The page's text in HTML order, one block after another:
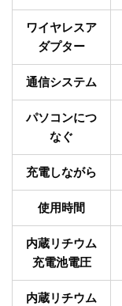
ワイヤレスア
ダプター
通信システム
パソコンにつ
なぐ
充電しながら
使用時間
内蔵リチウム
充電池電圧
内蔵リチウム